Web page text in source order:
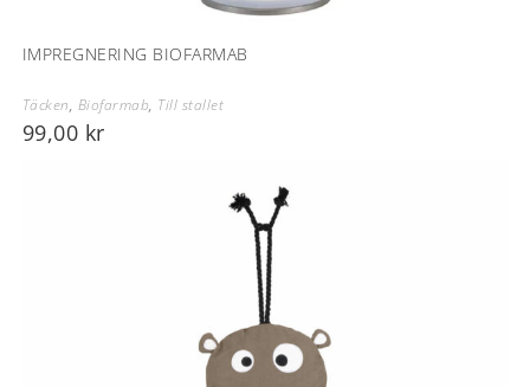
IMPREGNERING BIOFARMAB
Täcken, Biofarmab, Till stallet
99,00 kr